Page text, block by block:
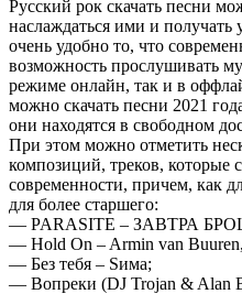
Русский рок скачать песни
наслаждаться ими и получать
очень удобно то, что
возможность прослушивать
режиме онлайн, так и в
можно скачать песни 2021
они находятся в свободном
При этом можно отметить
композиций, треков, которые
современности, причем, как
для более старшего:
— PARASITE – ЗАВТРА
— Hold On – Armin van
— Без тебя – Sима;
— Вопреки (DJ Trojan & Alan